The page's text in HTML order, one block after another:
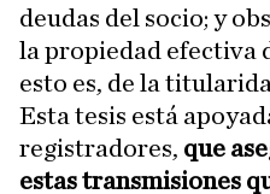
deudas del socio; y
la propiedad efectiva
esto es, de la
Esta tesis está
registradores, que
estas transmisiones